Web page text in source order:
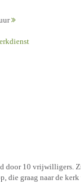
door 10 vrijwilligers.
die graag naar de